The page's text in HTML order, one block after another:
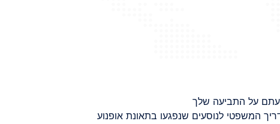
על התביעה שלך
המשפטי לנוסעים שנפגעו בתאונת אופנוע